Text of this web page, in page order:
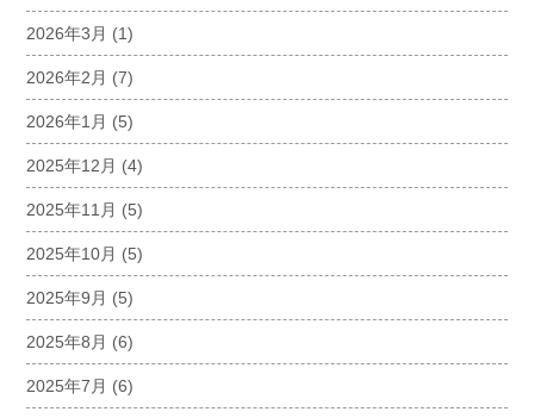
2026年3月 (1)
2026年2月 (7)
2026年1月 (5)
2025年12月 (4)
2025年11月 (5)
2025年10月 (5)
2025年9月 (5)
2025年8月 (6)
2025年7月 (6)